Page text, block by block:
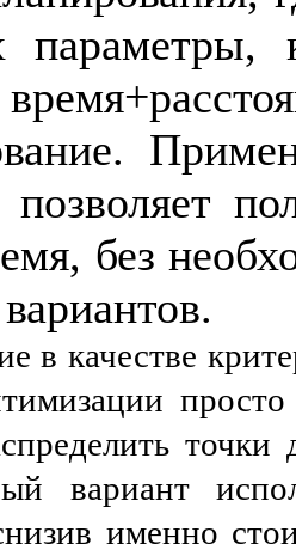
позволяет
без
в качестве
вариант
именно